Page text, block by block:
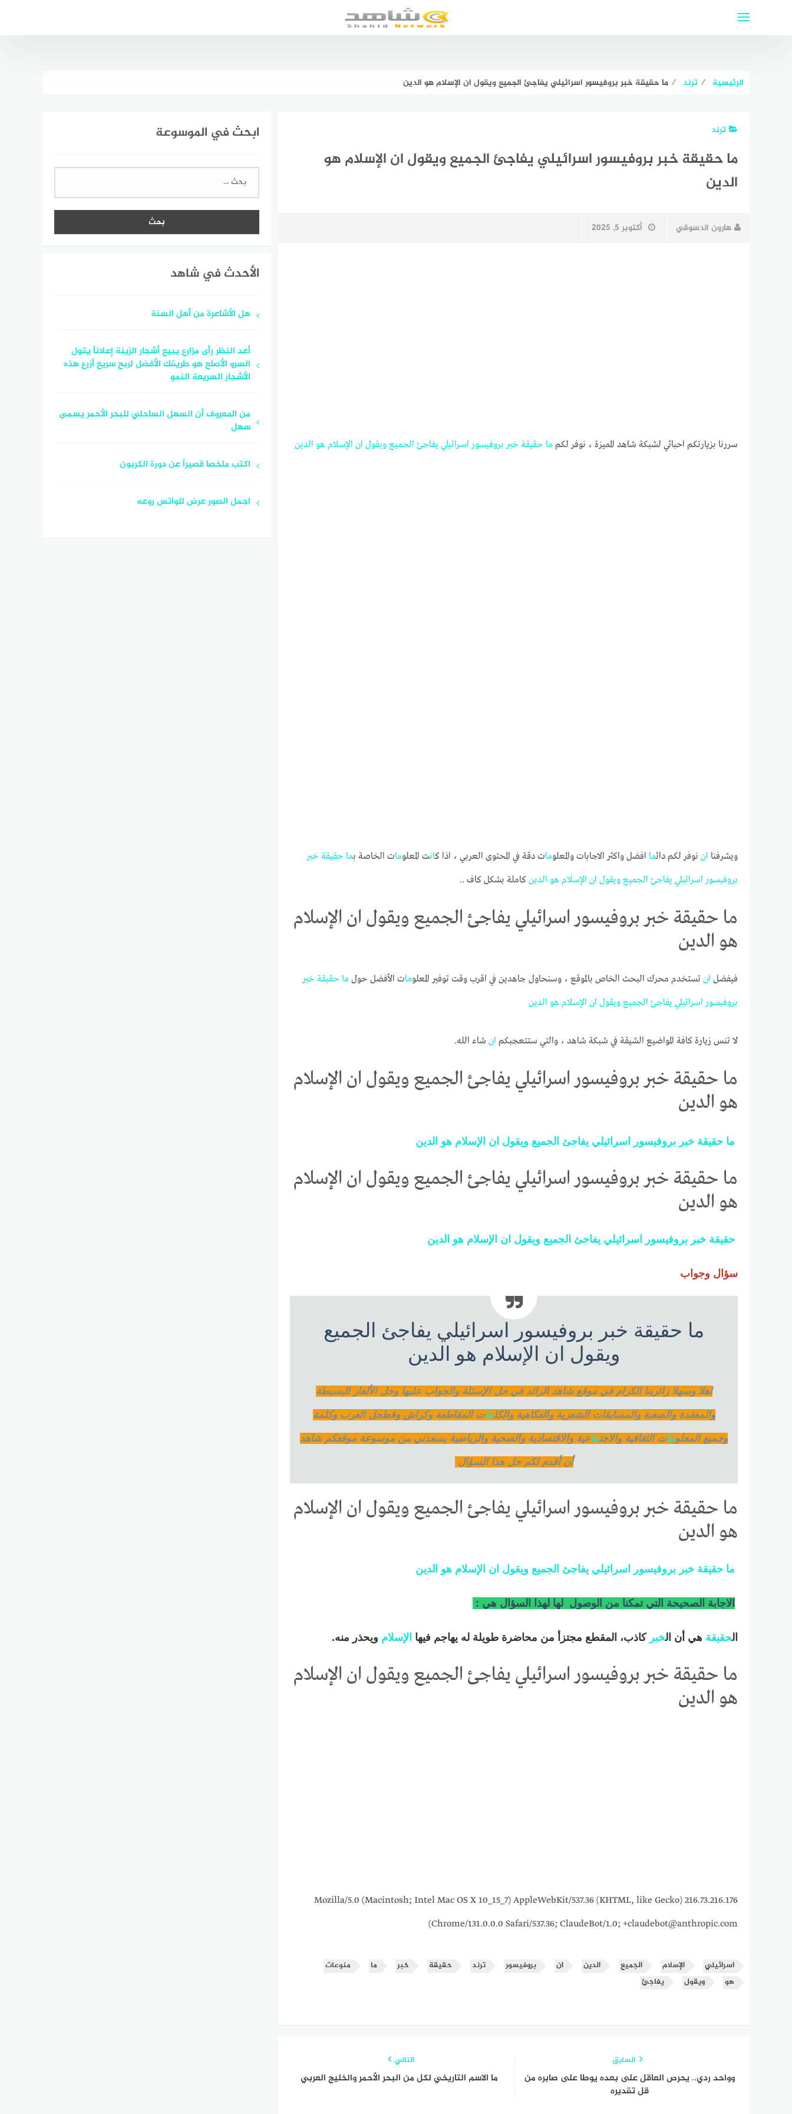
الرئيسية ⁄ ترند ⁄ ما حقيقة خبر بروفيسور اسرائيلي يفاجئ الجميع ويقول ان الإسلام هو الدين
ترند
ما حقيقة خبر بروفيسور اسرائيلي يفاجئ الجميع ويقول ان الإسلام هو
الدين
هارون الدسوقي أكتوبر 5, 2025
سررنا بزيارتكم احبائي لشبكة شاهد المميزة ، نوفر لكم ما حقيقة خبر بروفيسور اسرائيلي يفاجئ الجميع ويقول ان الإسلام هو الدين
ويشرفنا ان نوفر لكم دائما افضل واكثر الاجابات والمعلومات دقة في المحتوى العربي ، اذا كانت المعلومات الخاصة بما حقيقة خبر
بروفيسور اسرائيلي يفاجئ الجميع ويقول ان الإسلام هو الدين كاملة بشكل كاف ..
ما حقيقة خبر بروفيسور اسرائيلي يفاجئ الجميع ويقول ان الإسلام
هو الدين
فيفضل ان تستخدم محرك البحث الخاص بالموقع ، وسنحاول جاهدين في اقرب وقت توفير المعلومات الأفضل حول ما حقيقة خبر
بروفيسور اسرائيلي يفاجئ الجميع ويقول ان الإسلام هو الدين
لا تنس زيارة كافة المواضيع الشيقة في شبكة شاهد ، والتي ستتعجبكم ان شاء الله.
ما حقيقة خبر بروفيسور اسرائيلي يفاجئ الجميع ويقول ان الإسلام
هو الدين
ما حقيقة خبر بروفيسور اسرائيلي يفاجئ الجميع ويقول ان الإسلام هو الدين
ما حقيقة خبر بروفيسور اسرائيلي يفاجئ الجميع ويقول ان الإسلام
هو الدين
حقيقة خبر بروفيسور اسرائيلي يفاجئ الجميع ويقول ان الإسلام هو الدين
سؤال وجواب
ما حقيقة خبر بروفيسور اسرائيلي يفاجئ الجميع
ويقول ان الإسلام هو الدين
اهلا وسهلا زائرينا الكرام في موقع شاهد الرائد في حل الإسئلة والجواب عليها وحل الألغاز البسيطة
والمعقدة والصعبة والمسابقات الشعرية والفكاهية والكلمات المقاطعة وكراش وفطحل العرب وكلمة
وجميع المعلومات الثقافية والاجتماعية والاقتصادية والصحية والرياضية يسعدني من موسوعة موقعكم شاهد
أن أقدم لكم حل هذا السؤال
ما حقيقة خبر بروفيسور اسرائيلي يفاجئ الجميع ويقول ان الإسلام
هو الدين
ما حقيقة خبر بروفيسور اسرائيلي يفاجئ الجميع ويقول ان الإسلام هو الدين
الاجابة الصحيحة التي تمكنا من الوصول لها لهذا السؤال هي :
الحقيقة هي أن الخبر كاذب، المقطع مجتزأ من محاضرة طويلة له يهاجم فيها الإسلام ويحذر منه.
ما حقيقة خبر بروفيسور اسرائيلي يفاجئ الجميع ويقول ان الإسلام
هو الدين
216.73.216.176 Mozilla/5.0 (Macintosh; Intel Mac OS X 10_15_7) AppleWebKit/537.36 (KHTML, like Gecko)
Chrome/131.0.0.0 Safari/537.36; ClaudeBot/1.0; +claudebot@anthropic.com)
اسرائيلي الإسلام الجميع الدين ان بروفيسور ترند حقيقة خبر ما
منوعات
هو
ﻭﻳﻘﻮﻝ يفاجئ
السابق
وواحد ردي.. يحرص العاقل على بعده يوطا على صابره من
قل تقديره
التالي
ما الاسم التاريخي لكل من البحر الأحمر والخليج العربي
ابحث في الموسوعة
البحث
الأحدث في شاهد
هل الأشاعرة من أهل السنة
أعد النظر رأى مزارع يبيع أشجار الزينة إعلاناً يقول
السرو الأصلع هو طريقك الأفضل لربح سريع أزرع هذه
الأشجار السريعة النمو
من المعروف أن السهل الساحلي للبحر الأحمر يسمى
سهل
اكتب ملخصا قصيراً عن دورة الكربون
اجمل الصور عرض للواتس روعه